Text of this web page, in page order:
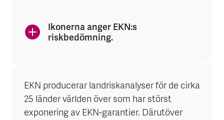
Ikonerna anger EKN:s
riskbedömning.
EKN producerar landriskanalyser för de cirka
25 länder världen över som har störst
exponering av EKN-garantier. Därutöver